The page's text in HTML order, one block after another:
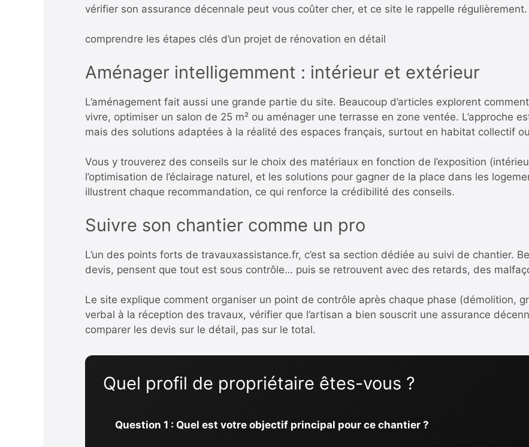
vérifier son assurance décennale peut vous coûter cher, et ce site le rappelle régulièrement.
comprendre les étapes clés d’un projet de rénovation en détail
Aménager intelligemment : intérieur et extérieur
L’aménagement fait aussi une grande partie du site. Beaucoup d’articles explorent
vivre, optimiser un salon de 25 m² ou aménager une terrasse en zone ventée. L’approche
mais des solutions adaptées à la réalité des espaces français, surtout en habitat collectif
Vous y trouverez des conseils sur le choix des matériaux en fonction de l’exposition
l’optimisation de l’éclairage naturel, et les solutions pour gagner de la place dans les
illustrent chaque recommandation, ce qui renforce la crédibilité des conseils.
Suivre son chantier comme un pro
L’un des points forts de travauxassistance.fr, c’est sa section dédiée au suivi de chantier.
devis, pensent que tout est sous contrôle… puis se retrouvent avec des retards, des
Le site explique comment organiser un point de contrôle après chaque phase (démolition,
verbal à la réception des travaux, vérifier que l’artisan a bien souscrit une assurance
comparer les devis sur le détail, pas sur le total.
Quel profil de propriétaire êtes-vous ?
Question 1 : Quel est votre objectif principal pour ce chantier ?